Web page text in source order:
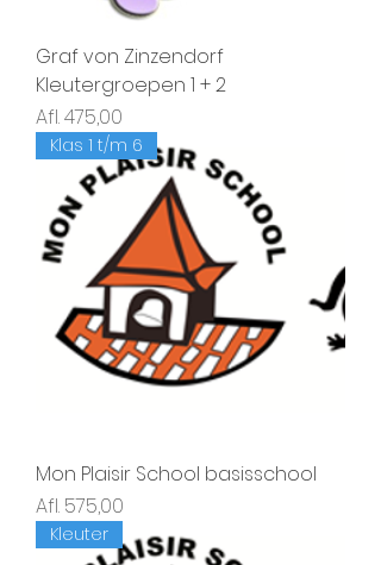
Graf von Zinzendorf
Kleutergroepen 1 + 2
Prijs
Afl. 475,00
Klas 1 t/m 6
Mon Plaisir School basisschool
Prijs
Afl. 575,00
Kleuter